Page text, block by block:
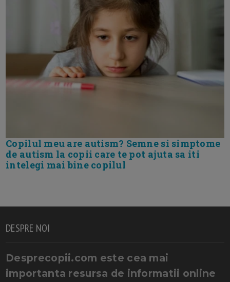
Copilul meu are autism? Semne si simptome
de autism la copii care te pot ajuta sa iti
intelegi mai bine copilul
DESPRE NOI
Desprecopii.com este cea mai
importanta resursa de informatii online